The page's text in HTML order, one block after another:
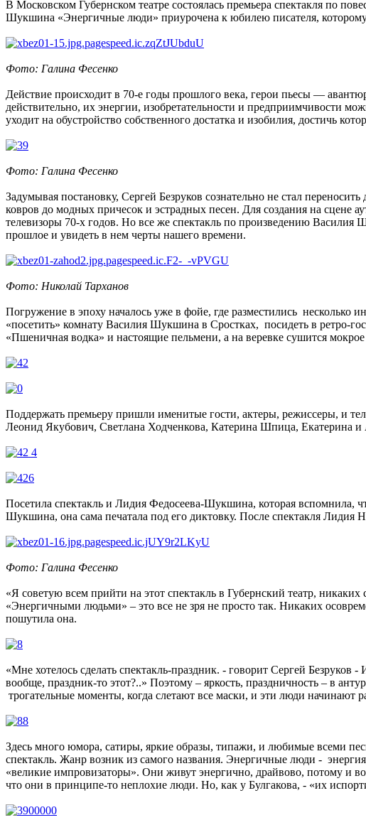
В Московском Губернском театре состоялась премьера спектакля по
Шукшина «Энергичные люди» приурочена к юбилею писателя, которому
Фото: Галина Фесенко
Действие происходит в 70-е годы прошлого века, герои пьесы —
действительно, их энергии, изобретательности и предприимчивости
уходит на обустройство собственного достатка и изобилия, достичь
Фото: Галина Фесенко
Задумывая постановку, Сергей Безруков сознательно не стал
ковров до модных причесок и эстрадных песен. Для создания на сцене
телевизоры 70-х годов. Но все же спектакль по произведению
прошлое и увидеть в нем черты нашего времени.
Фото: Николай Тарханов
Погружение в эпоху началось уже в фойе, где разместились
«посетить» комнату Василия Шукшина в Сростках, посидеть в ретро-
«Пшеничная водка» и настоящие пельмени, а на веревке сушится мокрое
Поддержать премьеру пришли именитые гости, актеры, режиссеры, и
Леонид Якубович, Светлана Ходченкова, Катерина Шпица,
Посетила спектакль и Лидия Федосеева-Шукшина, которая вспомнила,
Шукшина, она сама печатала под его диктовку. После спектакля Лидия
Фото: Галина Фесенко
«Я советую всем прийти на этот спектакль в Губернский театр,
«Энергичными людьми» – это все не зря не просто так. Никаких
пошутила она.
«Мне хотелось сделать спектакль-праздник. - говорит Сергей
вообще, праздник-то этот?..» Поэтому – яркость, праздничность – в
трогательные моменты, когда слетают все маски, и эти люди
Здесь много юмора, сатиры, яркие образы, типажи, и любимые всеми
спектакль. Жанр возник из самого названия. Энергичные люди -
«великие импровизаторы». Они живут энергично, драйвово, потому и
что они в принципе-то неплохие люди. Но, как у Булгакова, - «их